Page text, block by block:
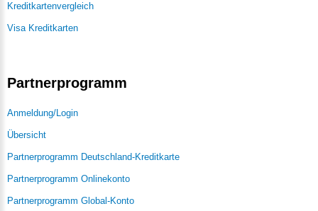
Kreditkartenvergleich
Visa Kreditkarten
Partnerprogramm
Anmeldung/Login
Übersicht
Partnerprogramm Deutschland-Kreditkarte
Partnerprogramm Onlinekonto
Partnerprogramm Global-Konto